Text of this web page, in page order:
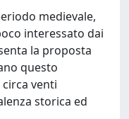
medievale,
interessato dai
la proposta
questo
venti
storica ed